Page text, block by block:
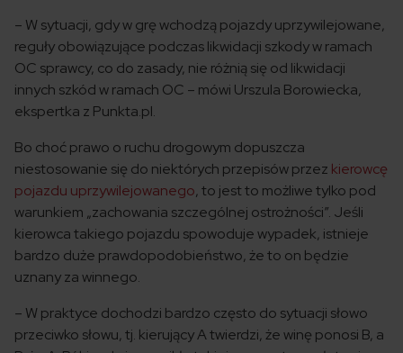
– W sytuacji, gdy w grę wchodzą pojazdy uprzywilejowane,
reguły obowiązujące podczas likwidacji szkody w ramach
OC sprawcy, co do zasady, nie różnią się od likwidacji
innych szkód w ramach OC – mówi Urszula Borowiecka,
ekspertka z Punkta.pl.
Bo choć prawo o ruchu drogowym dopuszcza
niestosowanie się do niektórych przepisów przez kierowcę
pojazdu uprzywilejowanego, to jest to możliwe tylko pod
warunkiem „zachowania szczególnej ostrożności”. Jeśli
kierowca takiego pojazdu spowoduje wypadek, istnieje
bardzo duże prawdopodobieństwo, że to on będzie
uznany za winnego.
– W praktyce dochodzi bardzo często do sytuacji słowo
przeciwko słowu, tj. kierujący A twierdzi, że winę ponosi B, a